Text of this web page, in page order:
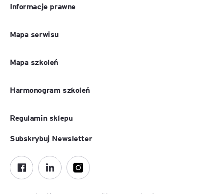
Informacje prawne
Mapa serwisu
Mapa szkoleń
Harmonogram szkoleń
Regulamin sklepu
Subskrybuj Newsletter